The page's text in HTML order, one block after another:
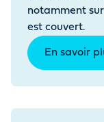
notamment
est couvert.
En savoir